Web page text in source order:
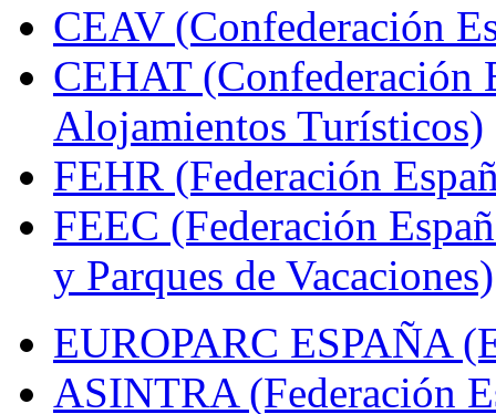
CEAV (Confederación
CEHAT (Confederación
Alojamientos Turísticos)
FEHR (Federación
FEEC (Federación
y Parques de Vacaciones)
EUROPARC ESPAÑA
ASINTRA (Federación